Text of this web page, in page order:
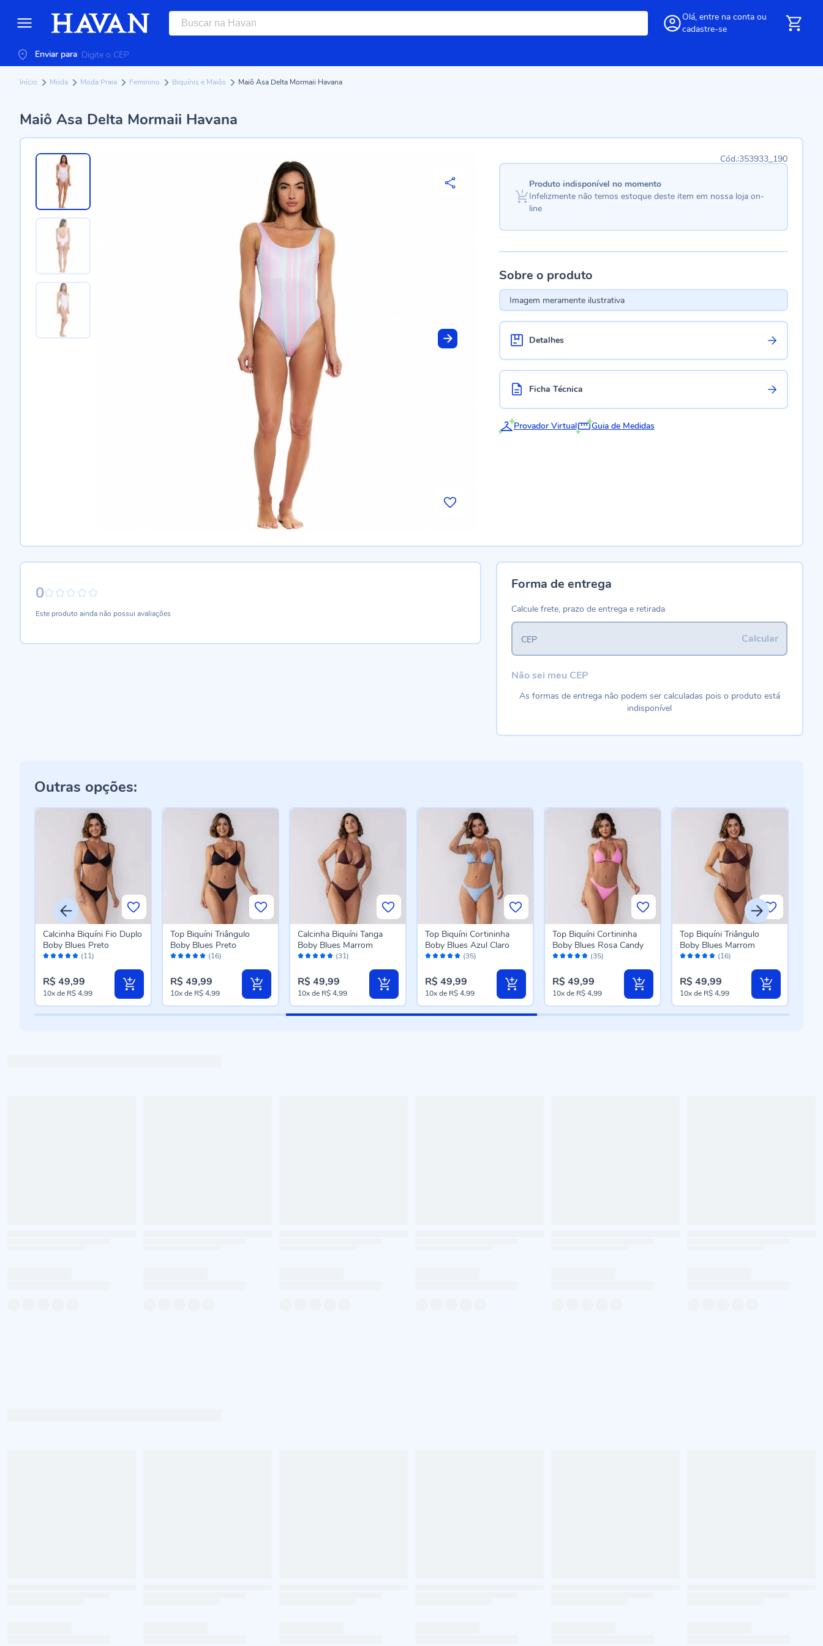
Olá, entre na conta ou
cadastre-se
Enviar para
Início Moda Moda Praia Feminino Biquínis e Maiôs Maiô Asa Delta Mormaii Havana
Maiô Asa Delta Mormaii Havana
353933_190
Produto indisponível no momento
Infelizmente não temos estoque deste item em nossa loja on-
line
Sobre o produto
Imagem meramente ilustrativa
Detalhes
Ficha Técnica
Provador Virtual Guia de Medidas
0
Este produto ainda não possui avaliações
Forma de entrega
Calcule frete, prazo de entrega e retirada
Calcular
CEP
Não sei meu CEP
As formas de entrega não podem ser calculadas pois o produto está
indisponível
Outras opções:
Avaliação: (11)
Calcinha Biquíni Fio Duplo
Boby Blues Preto
R$ 49,99
10xde R$ 4,99
Avaliação: (16)
Top Biquíni Triângulo
Boby Blues Preto
R$ 49,99
10xde R$ 4,99
Avaliação: (31)
Calcinha Biquíni Tanga
Boby Blues Marrom
R$ 49,99
10xde R$ 4,99
Avaliação: (35)
Top Biquíni Cortininha
Boby Blues Azul Claro
R$ 49,99
10xde R$ 4,99
Avaliação: (35)
Top Biquíni Cortininha
Boby Blues Rosa Candy
R$ 49,99
10xde R$ 4,99
Avaliação: (16)
Top Biquíni Triângulo
Boby Blues Marrom
R$ 49,99
10xde R$ 4,99